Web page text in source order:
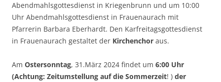
Abendmahlsgottesdienst in Kriegenbrunn und um 10:00
Uhr Abendmahlsgottesdienst in Frauenaurach mit
Pfarrerin Barbara Eberhardt. Den Karfreitagsgottesdienst
in Frauenaurach gestaltet der Kirchenchor aus.
Am Ostersonntag, 31.März 2024 findet um 6:00 Uhr
(Achtung: Zeitumstellung auf die Sommerzeit! ) der